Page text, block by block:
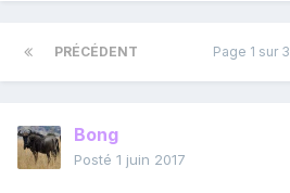
PRÉCÉDENT Page 1 sur 3
Bong
Posté 1 juin 2017